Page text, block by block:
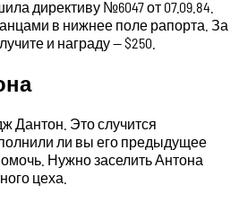
директиву №6047 от 07.09.84.
в нижнее поле рапорта. За
и награду — $250.
Дантон. Это случится
ли вы его предыдущее
Нужно заселить Антона
цеха.